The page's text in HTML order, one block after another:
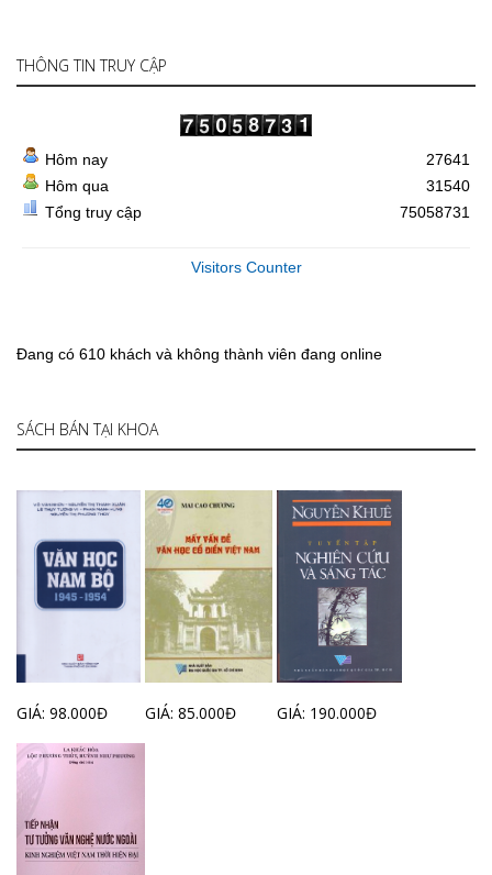
THÔNG TIN TRUY CẬP
Hôm nay
Hôm qua
Tổng truy cập
27641
31540
75058731
Visitors Counter
Đang có 610 khách và không thành viên đang online
SÁCH BÁN TẠI KHOA
GIÁ: 98.000Đ GIÁ: 85.000Đ GIÁ: 190.000Đ